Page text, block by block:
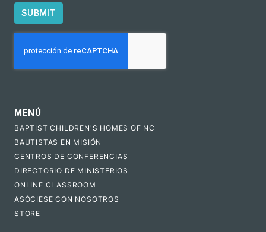
SUBMIT
MENÚ
BAPTIST CHILDREN'S HOMES OF NC
BAUTISTAS EN MISIÓN
CENTROS DE CONFERENCIAS
DIRECTORIO DE MINISTERIOS
ONLINE CLASSROOM
ASÓCIESE CON NOSOTROS
STORE